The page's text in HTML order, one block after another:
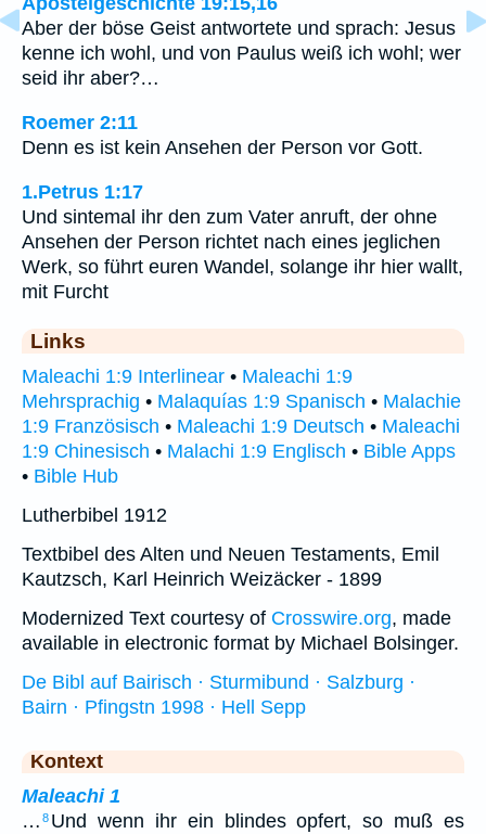
Aber der böse Geist antwortete und sprach: Jesus
kenne ich wohl, und von Paulus weiß ich wohl; wer
seid ihr aber?…
Roemer 2:11
Denn es ist kein Ansehen der Person vor Gott.
1.Petrus 1:17
Und sintemal ihr den zum Vater anruft, der ohne
Ansehen der Person richtet nach eines jeglichen
Werk, so führt euren Wandel, solange ihr hier wallt,
mit Furcht
Links
Maleachi 1:9 Interlinear • Maleachi 1:9
Mehrsprachig • Malaquías 1:9 Spanisch • Malachie
1:9 Französisch • Maleachi 1:9 Deutsch • Maleachi
1:9 Chinesisch • Malachi 1:9 Englisch • Bible Apps
• Bible Hub
Lutherbibel 1912
Textbibel des Alten und Neuen Testaments, Emil
Kautzsch, Karl Heinrich Weizäcker - 1899
Modernized Text courtesy of Crosswire.org, made
available in electronic format by Michael Bolsinger.
De Bibl auf Bairisch · Sturmibund · Salzburg ·
Bairn · Pfingstn 1998 · Hell Sepp
Kontext
Maleachi 1
… 8 Und wenn ihr ein blindes opfert, so muß es